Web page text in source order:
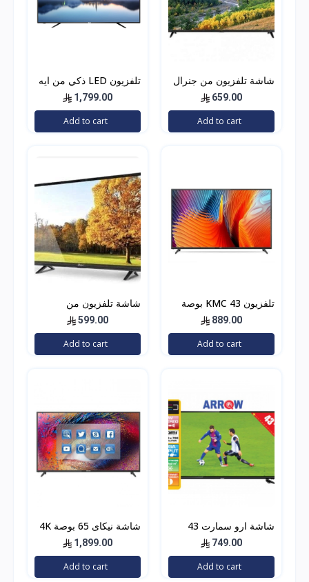
شاشة تلفزيون من جنرال
انش اتش دي ام اي لون
اسود
659.00
Add to cart
تلفزيون LED ذكي من ايه
بوصة بدقة 4 كيه UHD
LED، لون اسود، E-LD-
1,799.00
Add to cart
تلفزيون KMC 43 بوصة
ذكي 4K عالي الوضوح
موديل KMC43US21
889.00
Add to cart
شاشة تلفزيون من
دانسات فل اتش دي بتقنية
ليد، 39 انش، اتش دي ام
اي
599.00
Add to cart
شاشة ارو سمارت 43
749.00
Add to cart
شاشة نيكاى 65 بوصة 4K
الترا اتش دي،
UHD65SLED
1,899.00
Add to cart